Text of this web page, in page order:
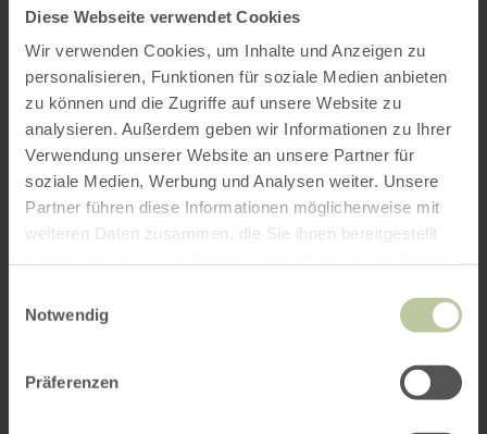
Diese Webseite verwendet Cookies
Wir verwenden Cookies, um Inhalte und Anzeigen zu
personalisieren, Funktionen für soziale Medien anbieten
zu können und die Zugriffe auf unsere Website zu
analysieren. Außerdem geben wir Informationen zu Ihrer
Verwendung unserer Website an unsere Partner für
soziale Medien, Werbung und Analysen weiter. Unsere
Partner führen diese Informationen möglicherweise mit
weiteren Daten zusammen, die Sie ihnen bereitgestellt
Notwendig
Präferenzen